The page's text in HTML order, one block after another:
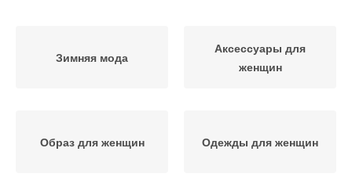
Зимняя мода
Аксессуары для
женщин
Образ для женщин Одежды для женщин